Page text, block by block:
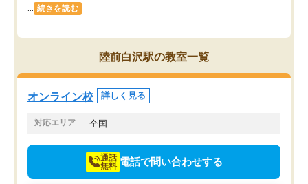
続きを読む
陸前白沢駅の教室一覧
オンライン校 詳しく見る
対応エリア 全国
通話
無料 電話で問い合わせする